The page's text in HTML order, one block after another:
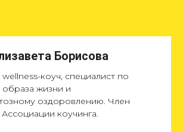
Борисова
коуч, специалист по
жизни и
оздоровлению. Член
коучинга.